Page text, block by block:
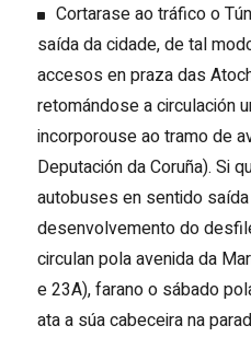
Cortarase ao tráfico o
saída da cidade, de tal
accesos en praza das
retomándose a circulación
incorporouse ao tramo de
Deputación da Coruña). Si
autobuses en sentido
desenvolvemento do
circulan pola avenida da
e 23A), farano o sábado
ata a súa cabeceira na